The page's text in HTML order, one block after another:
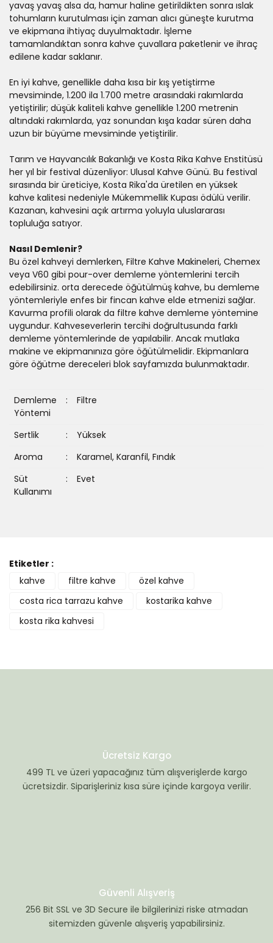
yavaş yavaş alsa da, hamur haline getirildikten sonra ıslak
tohumların kurutulması için zaman alıcı güneşte kurutma
ve ekipmana ihtiyaç duyulmaktadır. İşleme
tamamlandıktan sonra kahve çuvallara paketlenir ve ihraç
edilene kadar saklanır.
En iyi kahve, genellikle daha kısa bir kış yetiştirme
mevsiminde, 1.200 ila 1.700 metre arasındaki rakımlarda
yetiştirilir; düşük kaliteli kahve genellikle 1.200 metrenin
altındaki rakımlarda, yaz sonundan kışa kadar süren daha
uzun bir büyüme mevsiminde yetiştirilir.
Tarım ve Hayvancılık Bakanlığı ve Kosta Rika Kahve Enstitüsü
her yıl bir festival düzenliyor: Ulusal Kahve Günü. Bu festival
sırasında bir üreticiye, Kosta Rika'da üretilen en yüksek
kahve kalitesi nedeniyle Mükemmellik Kupası ödülü verilir.
Kazanan, kahvesini açık artırma yoluyla uluslararası
topluluğa satıyor.
Nasıl Demlenir?
Bu özel kahveyi demlerken, Filtre Kahve Makineleri, Chemex
veya V60 gibi pour-over demleme yöntemlerini tercih
edebilirsiniz. orta derecede öğütülmüş kahve, bu demleme
yöntemleriyle enfes bir fincan kahve elde etmenizi sağlar.
Kavurma profili olarak da filtre kahve demleme yöntemine
uygundur. Kahveseverlerin tercihi doğrultusunda farklı
demleme yöntemlerinde de yapılabilir. Ancak mutlaka
makine ve ekipmanınıza göre öğütülmelidir. Ekipmanlara
göre öğütme dereceleri blok sayfamızda bulunmaktadır.
Demleme
Yöntemi
: Filtre
Sertlik :
Yüksek
Aroma
:
Karamel, Karanfil, Fındık
Süt
Kullanımı
: Evet
Etiketler :
kahve
filtre kahve
özel kahve
costa rica tarrazu kahve
kostarika kahve
kosta rika kahvesi
Ücretsiz Kargo
499 TL ve üzeri yapacağınız tüm alışverişlerde kargo
ücretsizdir. Siparişleriniz kısa süre içinde kargoya verilir.
Güvenli Alışveriş
256 Bit SSL ve 3D Secure ile bilgilerinizi riske atmadan
sitemizden güvenle alışveriş yapabilirsiniz.